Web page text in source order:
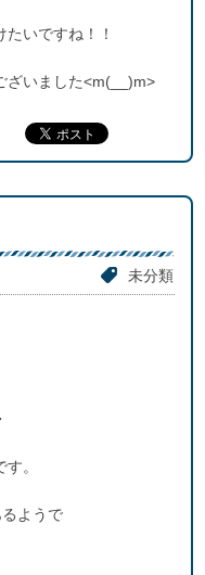
いですね！！
ざいました<m(__)m>
未分類
。
ようで